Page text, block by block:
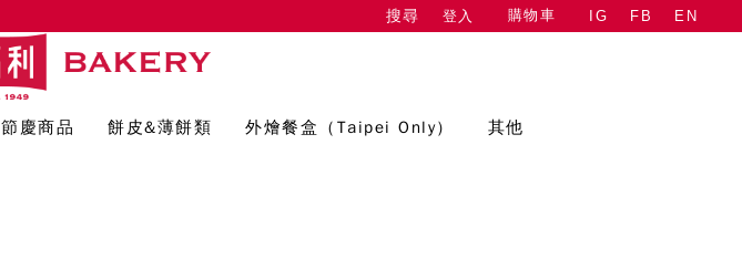
搜尋 登入 購物車 IG FB EN
節慶商品 餅皮&薄餅類 外燴餐盒（Taipei Only） 其他